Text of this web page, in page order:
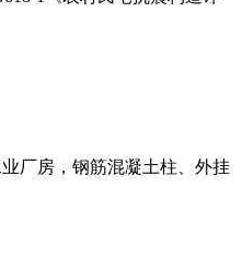
厂房，钢筋混凝土柱、外挂